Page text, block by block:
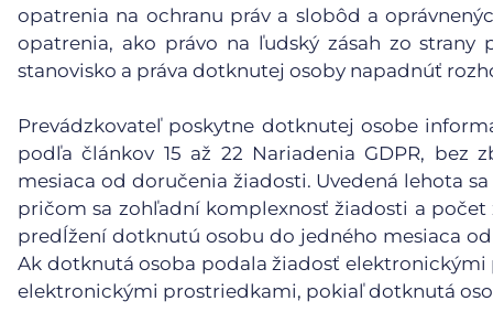
opatrenia na ochranu práv a slobôd a
opatrenia, ako právo na ľudský zásah zo
stanovisko a práva dotknutej osoby napadnúť
Prevádzkovateľ poskytne dotknutej osobe
podľa článkov 15 až 22 Nariadenia GDPR,
mesiaca od doručenia žiadosti. Uvedená lehota
pričom sa zohľadní komplexnosť žiadosti a
predĺžení dotknutú osobu do jedného mesiaca
Ak dotknutá osoba podala žiadosť
elektronickými prostriedkami, pokiaľ dotknutá